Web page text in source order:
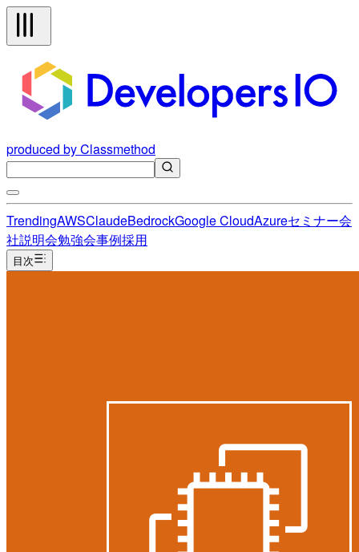
produced by Classmethod
TrendingAWSClaudeBedrockGoogle CloudAzureセミナー会
社説明会勉強会事例採用
目次